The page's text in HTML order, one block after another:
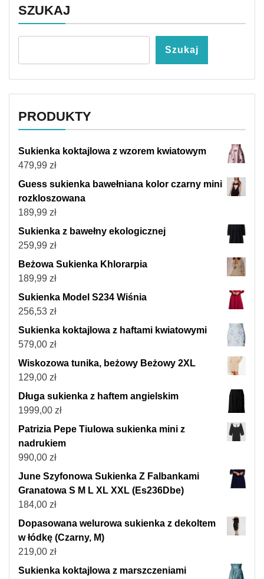
SZUKAJ
Szukaj
PRODUKTY
Sukienka koktajlowa z wzorem kwiatowym
479,99 zł
Guess sukienka bawełniana kolor czarny mini
rozkloszowana
189,99 zł
Sukienka z bawełny ekologicznej
259,99 zł
Beżowa Sukienka Khlorarpia
189,99 zł
Sukienka Model S234 Wiśnia
256,53 zł
Sukienka koktajlowa z haftami kwiatowymi
579,00 zł
Wiskozowa tunika, beżowy Beżowy 2XL
129,00 zł
Długa sukienka z haftem angielskim
1999,00 zł
Patrizia Pepe Tiulowa sukienka mini z
nadrukiem
990,00 zł
June Szyfonowa Sukienka Z Falbankami
Granatowa S M L XL XXL (Es236Dbe)
184,00 zł
Dopasowana welurowa sukienka z dekoltem
w łódkę (Czarny, M)
219,00 zł
Sukienka koktajlowa z marszczeniami